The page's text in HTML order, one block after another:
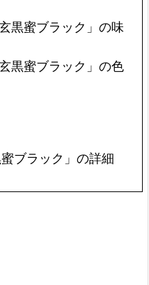
黒蜜ブラック」の味
黒蜜ブラック」の色
ブラック」の詳細